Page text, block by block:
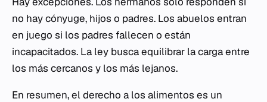
no hay cónyuge, hijos o padres. Los abuelos entran
en juego si los padres fallecen o están
incapacitados. La ley busca equilibrar la carga entre
los más cercanos y los más lejanos.
En resumen, el derecho a los alimentos es un